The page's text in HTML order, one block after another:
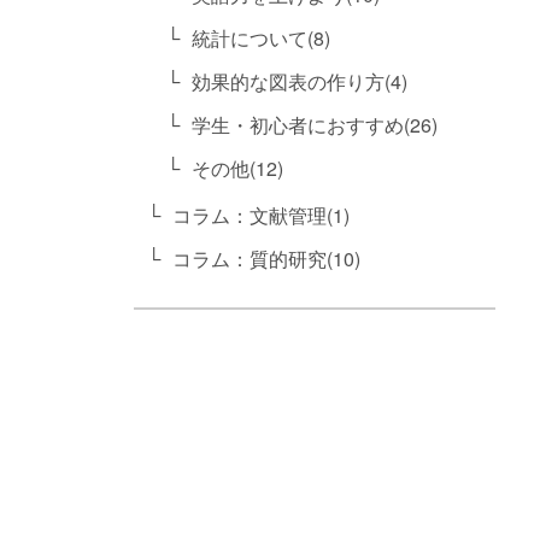
統計について(8)
効果的な図表の作り方(4)
学生・初心者におすすめ(26)
その他(12)
コラム：文献管理(1)
コラム：質的研究(10)